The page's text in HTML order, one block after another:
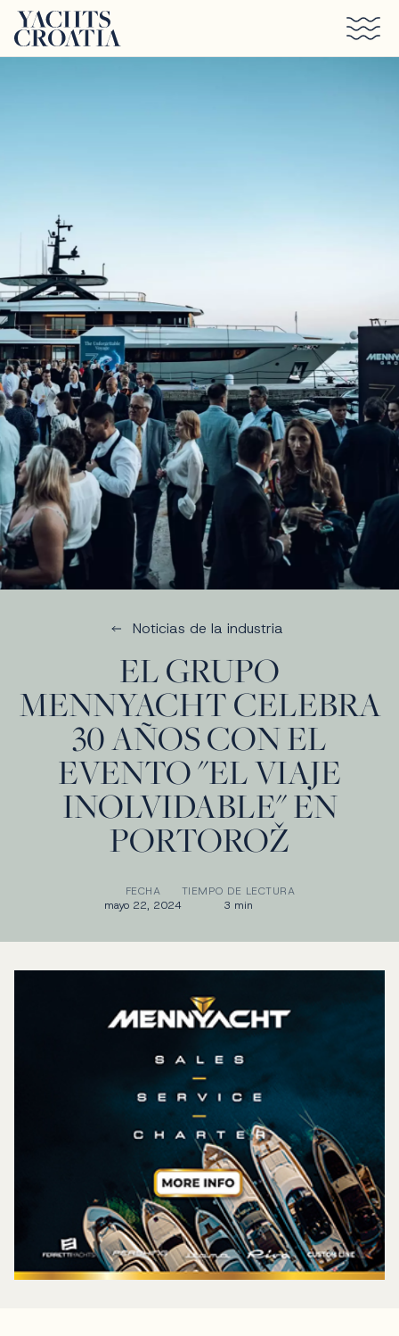
Saltar al contenido principal
Noticias de la industria
EL GRUPO
MENNYACHT CELEBRA
30 AÑOS CON EL
EVENTO "EL VIAJE
INOLVIDABLE" EN
PORTOROŽ
FECHA
mayo 22, 2024
TIEMPO DE LECTURA
3 min